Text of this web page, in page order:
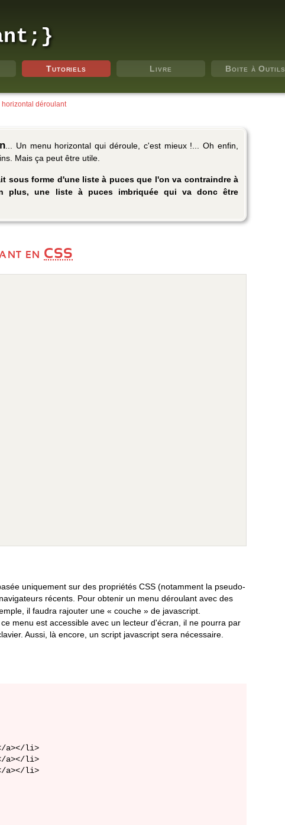
Tutoriels Livre Boite à Outils
horizontal déroulant
... Un menu horizontal qui déroule, c'est mieux !... Oh enfin,
Mais ça peut être utile.
sous forme d'une liste à puces que l'on va contraindre à
plus, une liste à puces imbriquée qui va donc être
en CSS
uniquement sur des propriétés CSS (notamment la pseudo-
récents. Pour obtenir un menu déroulant avec des
il faudra rajouter une « couche » de javascript.
menu est accessible avec un lecteur d'écran, il ne pourra par
Aussi, là encore, un script javascript sera nécessaire.
a></li>
a></li>
a></li>